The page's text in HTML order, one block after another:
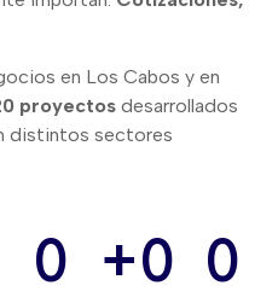
en Los Cabos y en
proyectos desarrollados
distintos sectores
0 +0 0